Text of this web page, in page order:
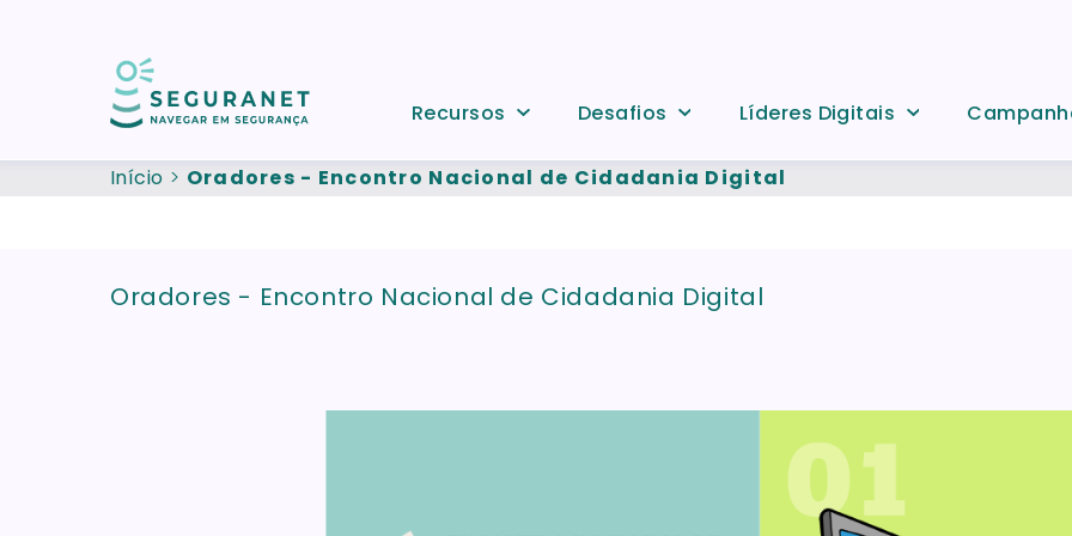
Recursos Desafios Líderes Digitais
Início Oradores - Encontro Nacional de Cidadania Digital
Oradores - Encontro Nacional de Cidadania Digital